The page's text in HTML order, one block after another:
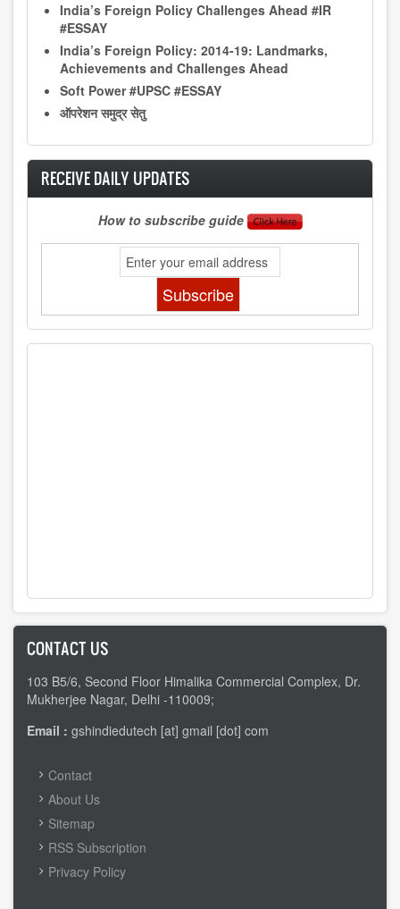
India’s Foreign Policy Challenges Ahead #IR
#ESSAY
India’s Foreign Policy: 2014-19: Landmarks,
Achievements and Challenges Ahead
Soft Power #UPSC #ESSAY
ऑपरेशन समुद्र सेतु
RECEIVE DAILY UPDATES
How to subscribe guide
CONTACT US
103 B5/6, Second Floor Himalika Commercial Complex, Dr.
Mukherjee Nagar, Delhi -110009;
Email : gshindiedutech [at] gmail [dot] com
FOOTER
MENU
Contact
About Us
Sitemap
RSS Subscription
Privacy Policy